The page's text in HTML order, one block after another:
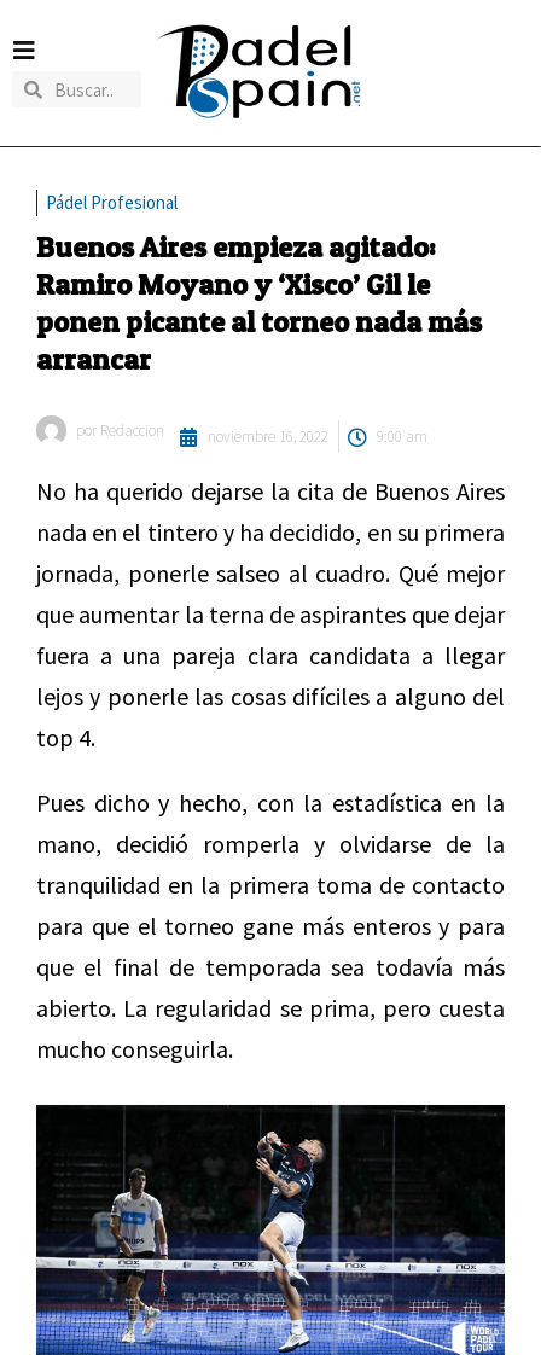
Pádel Profesional
Buenos Aires empieza agitado:
Ramiro Moyano y ‘Xisco’ Gil le
ponen picante al torneo nada más
arrancar
por Redaccion noviembre 16, 2022 9:00 am
No ha querido dejarse la cita de Buenos Aires
nada en el tintero y ha decidido, en su primera
jornada, ponerle salseo al cuadro. Qué mejor
que aumentar la terna de aspirantes que dejar
fuera a una pareja clara candidata a llegar
lejos y ponerle las cosas difíciles a alguno del
top 4.
Pues dicho y hecho, con la estadística en la
mano, decidió romperla y olvidarse de la
tranquilidad en la primera toma de contacto
para que el torneo gane más enteros y para
que el final de temporada sea todavía más
abierto. La regularidad se prima, pero cuesta
mucho conseguirla.